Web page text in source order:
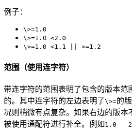
例子：
\>=1.0
\>=1.0 <2.0
\>=1.0 <1.1 || >=1.2
范围（使用连字符）
带连字符的范围表明了包含的版本范
的。其中连字符的左边表明了\>=的
况则稍微有点复杂。如果右边的版本
被使用通配符进行补全。例如 1.0 -